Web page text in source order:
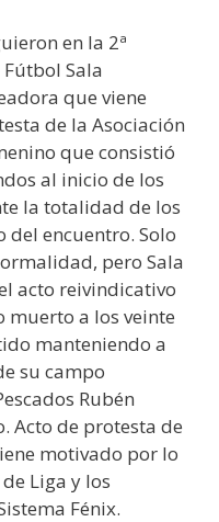
en la 2ª
Sala
que viene
de la Asociación
que consistió
al inicio de los
la totalidad de los
encuentro. Solo
pero Sala
acto reivindicativo
muerto a los veinte
manteniendo a
su campo
Rubén
Acto de protesta de
motivado por lo
Liga y los
Fénix.